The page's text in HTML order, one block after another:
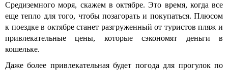
Средиземного моря, скажем в октябре. Это время, когда все
еще тепло для того, чтобы позагорать и покупаться. Плюсом
к поездке в октябре станет разгруженный от туристов пляж и
привлекательные цены, которые сэкономят деньги в
кошельке.
Даже более привлекательная будет погода для прогулок по